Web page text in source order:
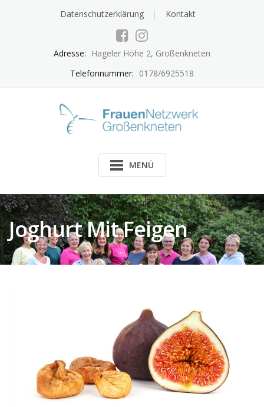
Datenschutzerklärung Kontakt
Adresse:
Hageler Höhe 2, Großenkneten
Telefonnummer: 0178/6925518
MENÜ
Joghurt Mit Feigen